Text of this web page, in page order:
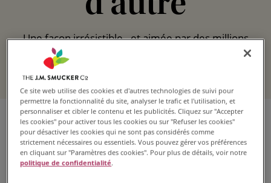
Une façon irrésistible - et aimée par des millions
de personnes - de réveiller le matin.
Explorez les cafés
Folgers
Ce site web utilise des cookies et d'autres technologies de suivi pour
permettre la fonctionnalité du site, analyser le trafic et l'utilisation, et
personnaliser et cibler le contenu et les publicités. Cliquez sur "Accepter
les cookies" pour activer tous les cookies ou sur "Refuser les cookies"
pour désactiver les cookies qui ne sont pas considérés comme
strictement nécessaires ou essentiels. Vous pouvez gérer vos préférences
en cliquant sur "Paramètres des cookies". Pour plus de détails, voir notre
politique de confidentialité.